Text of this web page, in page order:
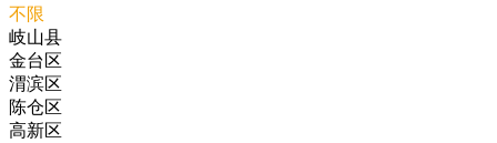
不限
岐山县
金台区
渭滨区
陈仓区
高新区